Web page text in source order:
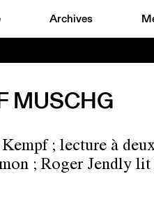
Archives
MUSCHG
; lecture à
; Roger Jendly lit